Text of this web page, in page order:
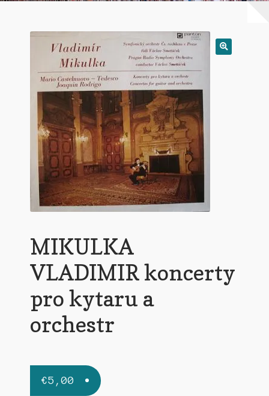
MIKULKA
VLADIMIR koncerty
pro kytaru a
orchestr
€5,00